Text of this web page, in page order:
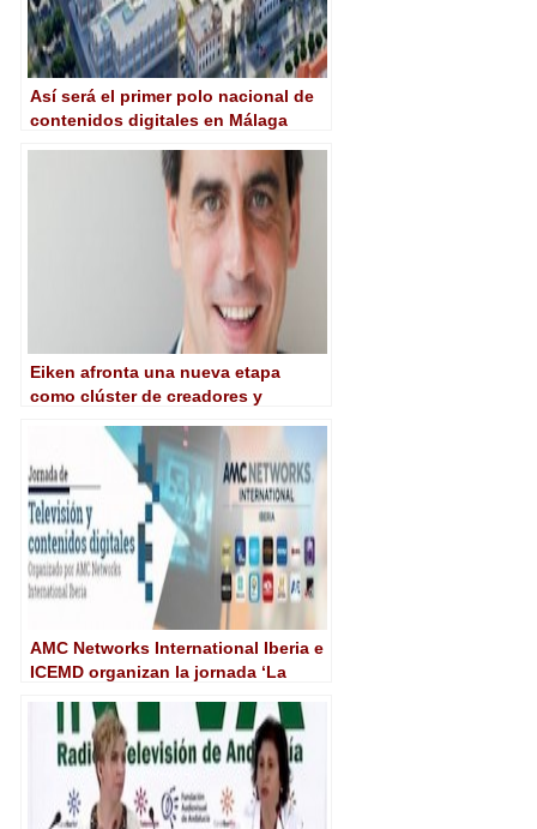
Así será el primer polo nacional de
contenidos digitales en Málaga
Eiken afronta una nueva etapa
como clúster de creadores y
AMC Networks International Iberia e
ICEMD organizan la jornada ‘La
Contenidos Digitales’